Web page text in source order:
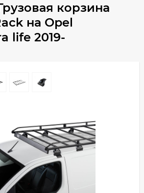
корзина
на Opel
life 2019-